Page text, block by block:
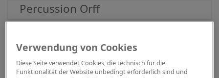
Percussion Orff
Verwendung von Cookies
Diese Seite verwendet Cookies, die technisch für die
Funktionalität der Website unbedingt erforderlich sind und